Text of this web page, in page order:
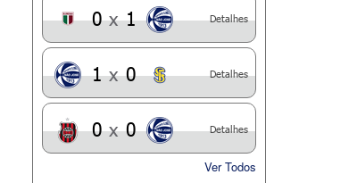
0 x 1 Detalhes
1 x 0 Detalhes
0 x 0 Detalhes
Ver Todos